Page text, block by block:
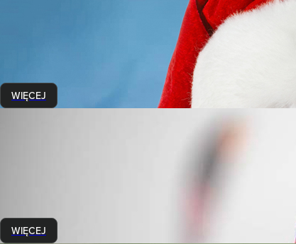
- Poznajcie jedną z najbardziej
Co zmotywowało go do wzięcia udziału w pierwszym
pytania i nie tylko, odpowiedział nam w tym wywiadzie.
WIĘCEJ
to zawodnik z Litwy, który w tym roku ostro
Rozmawialiśmy z nim tuż po finałowym Hardkorze w
Poznajcie jego historię, przemyślenia na temat ubiegłego
WIĘCEJ